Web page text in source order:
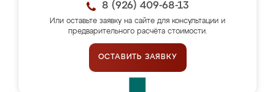
8 (926) 409-68-13
Или оставьте заявку на сайте для консультации и
предварительного расчёта стоимости.
ОСТАВИТЬ ЗАЯВКУ